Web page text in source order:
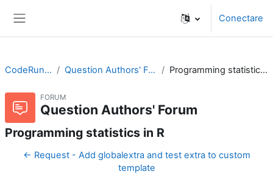
Conectare
CodeRunner Question Authors' Forum Programming statistics in R
FORUM
Question Authors' Forum
Programming statistics in R
← Request - Add globalextra and test extra to custom
template